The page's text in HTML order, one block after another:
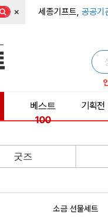
× 세종기프트, 공공기
베스트
100
기획전
굿즈
소금 선물세트